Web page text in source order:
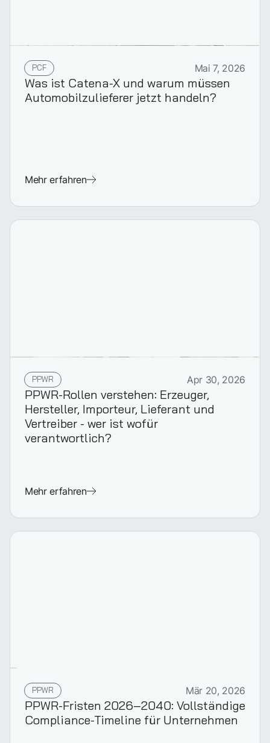
PCF Mai 7, 2026
Was ist Catena-X und warum müssen
Automobilzulieferer jetzt handeln?
Mehr erfahren
PPWR Apr 30, 2026
PPWR-Rollen verstehen: Erzeuger,
Hersteller, Importeur, Lieferant und
Vertreiber - wer ist wofür
verantwortlich?
Mehr erfahren
PPWR Mär 20, 2026
PPWR-Fristen 2026–2040: Vollständige
Compliance-Timeline für Unternehmen